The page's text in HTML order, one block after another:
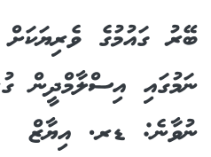
ބޭރު ގައުމުގެ
ނަމުގައި އިސްލާމްދީން
ނުވާނެ: ޑރ. އިޔާޒް